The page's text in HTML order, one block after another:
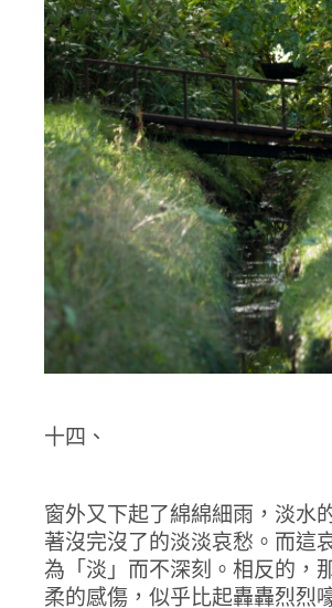
十四、
窗外又下起了綿綿細雨，淡水
著沒完沒了的淡淡哀愁。而這
為「淡」而不深刻。相反的，
柔的感傷，似乎比起轟轟烈烈